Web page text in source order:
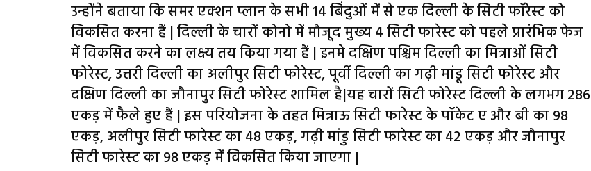
उन्होंने बताया कि समर एक्शन प्लान के सभी 14 बिंदुओं में से एक दिल्ली के सिटी फॉरेस्ट को
विकसित करना हैं | दिल्ली के चारों कोनो में मौजूद मुख्य 4 सिटी फारेस्ट को पहले प्रारंभिक फेज
में विकसित करने का लक्ष्य तय किया गया हैं | इनमे दक्षिण पश्चिम दिल्ली का मित्राओं सिटी
फोरेस्ट, उत्तरी दिल्ली का अलीपुर सिटी फोरेस्ट, पूर्वी दिल्ली का गढ़ी मांडू सिटी फोरेस्ट और
दक्षिण दिल्ली का जौनापुर सिटी फोरेस्ट शामिल है|यह चारों सिटी फोरेस्ट दिल्ली के लगभग 286
एकड़ में फैले हुए हैं | इस परियोजना के तहत मित्राऊ सिटी फारेस्ट के पॉकेट ए और बी का 98
एकड़, अलीपुर सिटी फारेस्ट का 48 एकड़, गढ़ी मांडु सिटी फारेस्ट का 42 एकड़ और जौनापुर
सिटी फारेस्ट का 98 एकड़ में विकसित किया जाएगा |